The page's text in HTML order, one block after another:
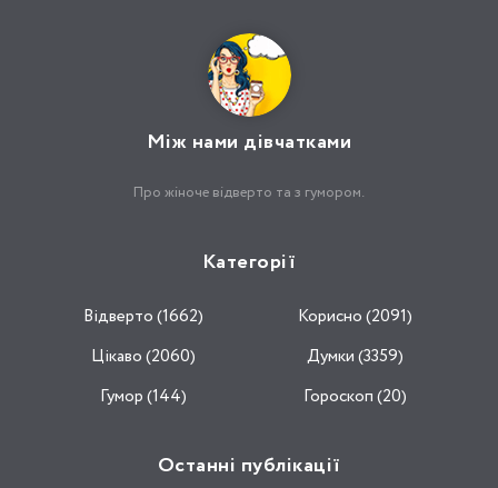
Між нами дівчатками
Про жіноче відверто та з гумором.
Категорії
Відвертo (1662)
Корисно (2091)
Цікаво (2060)
Думки (3359)
Гумор (144)
Гороскоп (20)
Останні публікації